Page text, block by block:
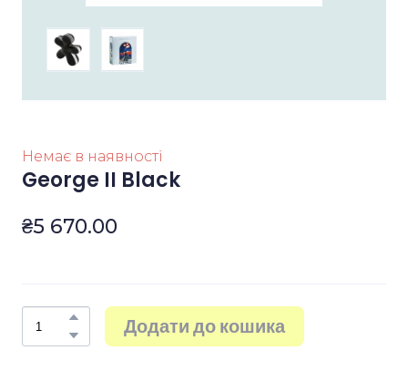
Немає в наявності
George II Black
₴5 670.00
Додати до кошика